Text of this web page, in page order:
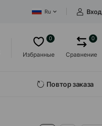
Ru Вход
Избранные
0
Сравнение
0
Повтор заказа